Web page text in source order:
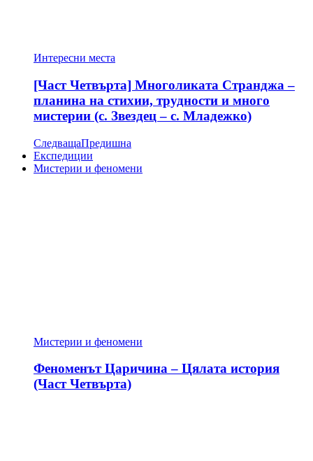
Интересни места
[Част Четвърта] Многоликата Странджа –
планина на стихии, трудности и много
мистерии (с. Звездец – с. Младежко)
СледващаПредишна
Експедиции
Мистерии и феномени
Мистерии и феномени
Феноменът Царичина – Цялата история
(Част Четвърта)